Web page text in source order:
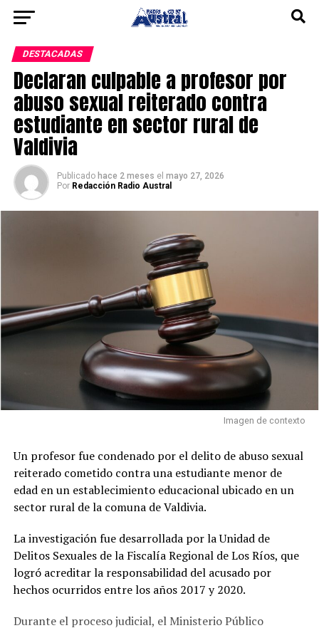
DESTACADAS
Declaran culpable a profesor por
abuso sexual reiterado contra
estudiante en sector rural de
Valdivia
Publicado hace 2 meses el mayo 27, 2026
Por Redacción Radio Austral
Imagen de contexto
Un profesor fue condenado por el delito de abuso sexual
reiterado cometido contra una estudiante menor de
edad en un establecimiento educacional ubicado en un
sector rural de la comuna de Valdivia.
La investigación fue desarrollada por la Unidad de
Delitos Sexuales de la Fiscalía Regional de Los Ríos, que
logró acreditar la responsabilidad del acusado por
hechos ocurridos entre los años 2017 y 2020.
Durante el proceso judicial, el Ministerio Público